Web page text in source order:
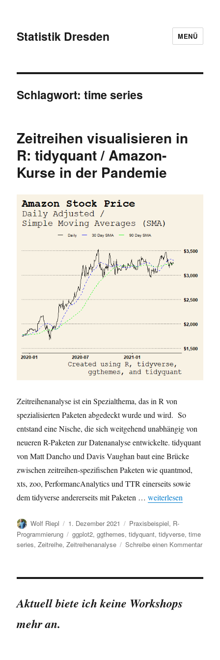
Statistik Dresden MENÜ
Schlagwort:time series
Zeitreihen visualisieren in
R: tidyquant / Amazon-
Kurse in der Pandemie
Zeitreihenanalyse ist ein Spezialthema, das in R von
spezialisierten Paketen abgedeckt wurde und wird. So
entstand eine Nische, die sich weitgehend unabhängig von
neueren R-Paketen zur Datenanalyse entwickelte. tidyquant
von Matt Dancho und Davis Vaughan baut eine Brücke
zwischen zeitreihen-spezifischen Paketen wie quantmod,
xts, zoo, PerformancAnalytics und TTR einerseits sowie
dem tidyverse andererseits mit Paketen …„Zeitreihen
weiterlesen
Autor
Wolf Riepl
Veröffentlicht
am
1. Dezember 2021 Kategorien
Praxisbeispiel, R-
Programmierung
Schlagwörter
ggplot2,ggthemes,tidyquant,tidyverse,time
series,Zeitreihe,Zeitreihenanalyse Schreibe einen Kommentarzu
in
Aktuell biete ich keine Workshops
mehr an.